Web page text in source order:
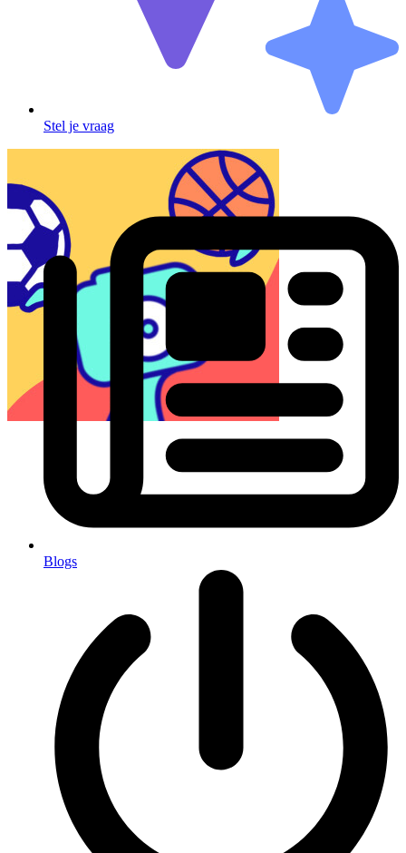
Stel je vraag
Blogs